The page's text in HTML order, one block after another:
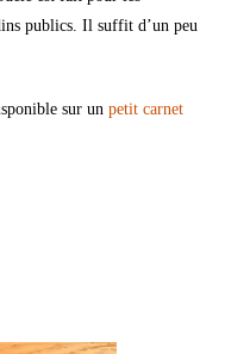
publics. Il suffit d’un peu
sur unpetit carnet